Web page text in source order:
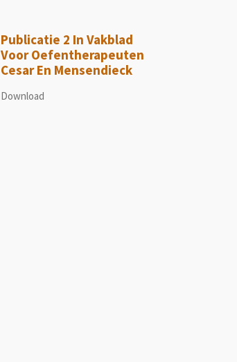
Publicatie 2 In Vakblad
Voor Oefentherapeuten
Cesar En Mensendieck
Download